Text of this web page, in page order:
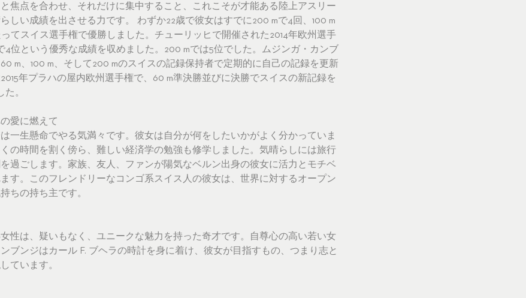
焦点を合わせ、それだけに集中すること、これこそが才能ある陸上アスリー
しい成績を出させる力です。 わずか22歳で彼女はすでに200 mで4回、100 m
てスイス選手権で優勝しました。チューリッヒで開催された2014年欧州選手
4位という優秀な成績を収めました。200 mでは5位でした。ムジンガ・カンブ
m、100 m、そして200 mのスイスの記録保持者で定期的に自己の記録を更新
年プラハの屋内欧州選手権で、60 m準決勝並びに決勝でスイスの新記録を
。
愛に燃えて
一生懸命でやる気満々です。彼女は自分が何をしたいかがよく分かっていま
の時間を割く傍ら、難しい経済学の勉強も修学しました。気晴らしには旅行
過ごします。家族、友人、ファンが陽気なベルン出身の彼女に活力とモチベ
す。このフレンドリーなコンゴ系スイス人の彼女は、世界に対するオープン
ちの持ち主です。
性は、疑いもなく、ユニークな魅力を持った奇才です。自尊心の高い若い女
ブンジはカール F. ブヘラの時計を身に着け、彼女が目指すもの、つまり志と
ています。